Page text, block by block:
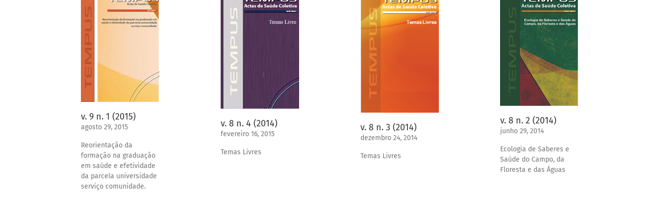
v. 9 n. 1 (2015)
agosto 29, 2015
Reorientação da
formação na graduação
em saúde e efetividade
da parcela universidade
serviço comunidade.
v. 8 n. 4 (2014)
fevereiro 16, 2015
Temas Livres
v. 8 n. 3 (2014)
dezembro 24, 2014
Temas Livres
v. 8 n. 2 (2014)
junho 29, 2014
Ecologia de Saberes e
Saúde do Campo, da
Floresta e das Águas